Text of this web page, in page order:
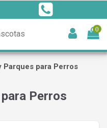
0
Parques para Perros
Perros